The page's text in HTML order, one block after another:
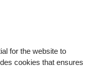
for the website to
cookies that ensures